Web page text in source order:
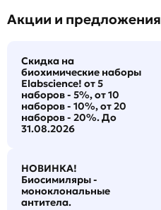
Акции и предложения
Скидка на
биохимические наборы
Elabscience! от 5
наборов - 5%, от 10
наборов - 10%, от 20
наборов - 20%. До
31.08.2026
НОВИНКА!
Биосимиляры -
моноклональные
антитела.